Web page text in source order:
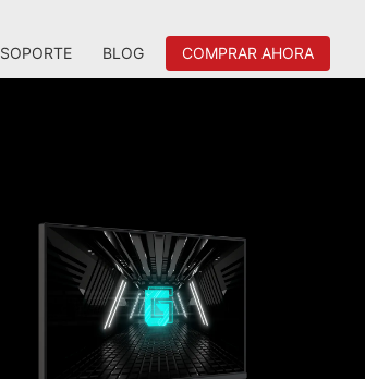
SOPORTE BLOG COMPRAR AHORA